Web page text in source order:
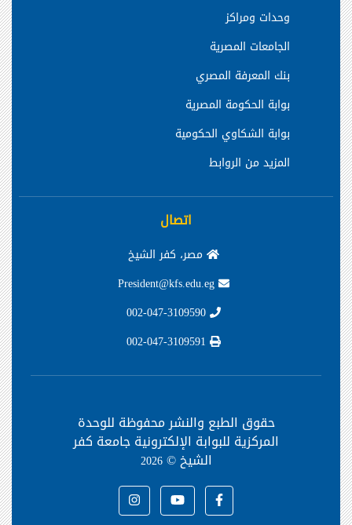
وحدات ومراكز
الجامعات المصرية
بنك المعرفة المصري
بوابة الحكومة المصرية
بوابة الشكاوي الحكومية
المزيد من الروابط
اتصال
مصر، كفر الشيخ
حقوق الطبع والنشر محفوظة للوحدة
المركزية للبوابة الإلكترونية جامعة كفر
الشيخ ©2026